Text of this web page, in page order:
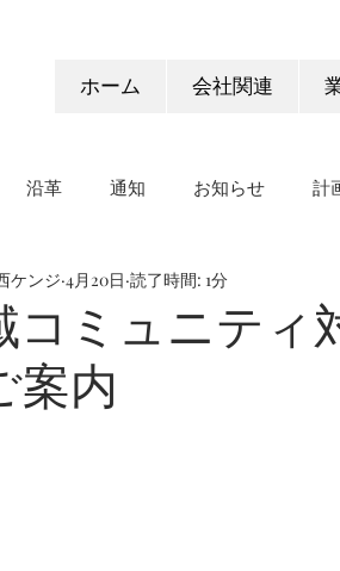
ホーム 会社関連
沿革 通知 お知らせ 計
コミュニティ
案内
ケンジ 4月20日 読了時間: 1分